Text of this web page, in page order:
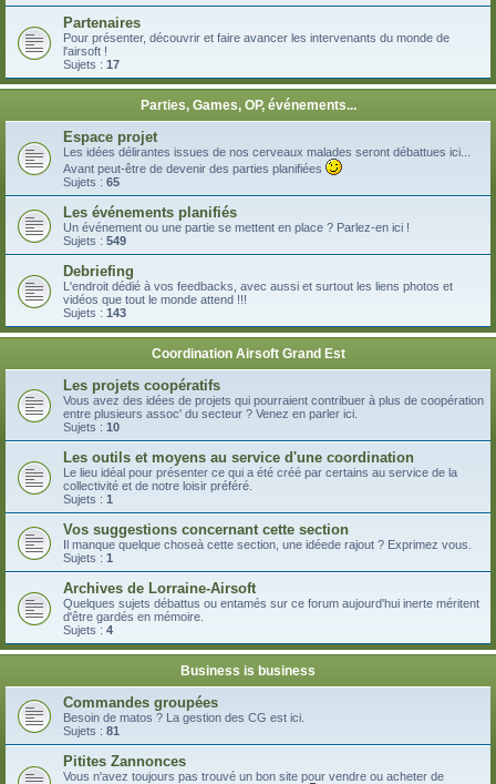
Partenaires
Pour présenter, découvrir et faire avancer les intervenants du monde de
l'airsoft !
Sujets : 17
Parties, Games, OP, événements...
Espace projet
Les idées délirantes issues de nos cerveaux malades seront débattues ici...
Avant peut-être de devenir des parties planifiées
Sujets : 65
Les événements planifiés
Un événement ou une partie se mettent en place ? Parlez-en ici !
Sujets : 549
Debriefing
L'endroit dédié à vos feedbacks, avec aussi et surtout les liens photos et
vidéos que tout le monde attend !!!
Sujets : 143
Coordination Airsoft Grand Est
Les projets coopératifs
Vous avez des idées de projets qui pourraient contribuer à plus de coopération
entre plusieurs assoc' du secteur ? Venez en parler ici.
Sujets : 10
Les outils et moyens au service d'une coordination
Le lieu idéal pour présenter ce qui a été créé par certains au service de la
collectivité et de notre loisir préféré.
Sujets : 1
Vos suggestions concernant cette section
Il manque quelque choseà cette section, une idéede rajout ? Exprimez vous.
Sujets : 1
Archives de Lorraine-Airsoft
Quelques sujets débattus ou entamés sur ce forum aujourd'hui inerte méritent
d'être gardés en mémoire.
Sujets : 4
Business is business
Commandes groupées
Besoin de matos ? La gestion des CG est ici.
Sujets : 81
Pitites Zannonces
Vous n'avez toujours pas trouvé un bon site pour vendre ou acheter de